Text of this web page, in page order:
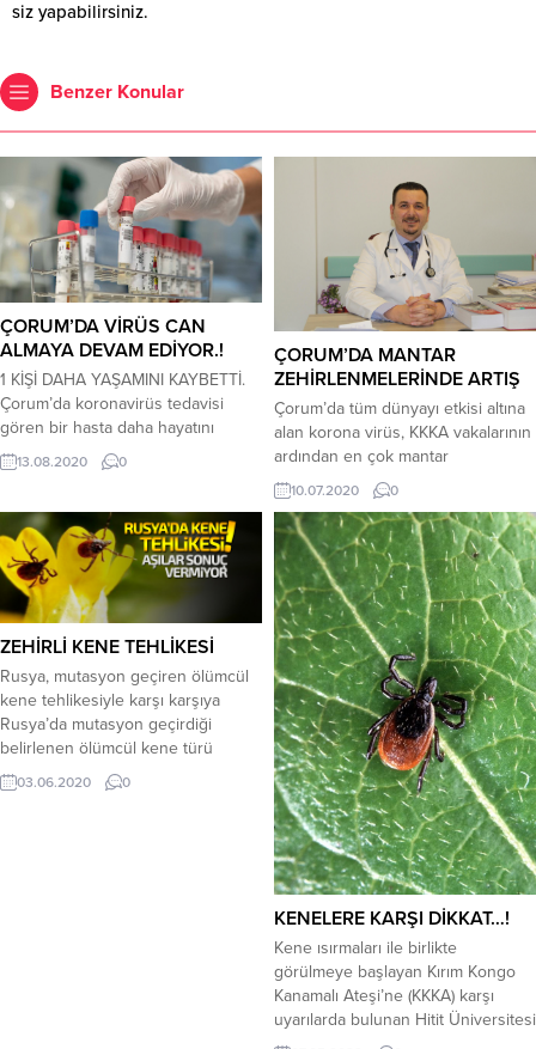
siz yapabilirsiniz.
Benzer Konular
ÇORUM’DA VİRÜS CAN
ALMAYA DEVAM EDİYOR.!
1 KİŞİ DAHA YAŞAMINI KAYBETTİ.
Çorum’da koronavirüs tedavisi
gören bir hasta daha hayatını
kaybetti. Kentte Covid-19 nedeniyle
hayatını kaybedenlerin sayısı 14’e
nedeniyle hayatını kaybedenlerin
sayısı 14’e yükseldi. Şehirde 13
Ağustos 2020 tarihi itibariyle pozitif
vaka sayısı ise 95 artış göstererek
789’dan 884’e çıktı. Edinilen bilgiye
göre, Çorum’da...
13.08.2020 0
ÇORUM’DA MANTAR
ZEHİRLENMELERİNDE ARTIŞ
Çorum’da tüm dünyayı etkisi altına
alan korona virüs, KKKA vakalarının
ardından en çok mantar
zehirlenmesi vakaları görülmeye
başlandı.Son bir ayda kentte 50
mantar zehirlenmesi vakası
meydana gelirken, artış gösteren
zehirlenmelere karşı uzmanlar
uyardı. Bazı mantar
zehirlenmelerinin ölüm ve organ
yetmezliğiyle sonuçlandığına dikkat
çeken uzmanlar doğal alanlarda
yetişen mantarlar yerine
bandrollü...
10.07.2020 0
ZEHİRLİ KENE TEHLİKESİ
Rusya, mutasyon geçiren ölümcül
kene tehlikesiyle karşı karşıya
Rusya’da mutasyon geçirdiği
belirlenen ölümcül kene türü
keşfedildi. Rus bilim insanlarının
ortaya çıkardığı rapora göre, ülkede
03.06.2020 0
KENELERE KARŞI DİKKAT…!
Kene ısırmaları ile birlikte
görülmeye başlayan Kırım Kongo
Kanamalı Ateşi’ne (KKKA) karşı
uyarılarda bulunan Hitit Üniversitesi
Tıp Fakültesi Enfeksiyon